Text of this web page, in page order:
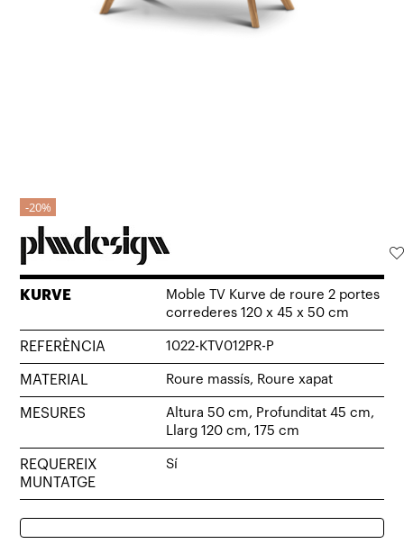
20%
KURVE
Moble TV Kurve de roure 2 portes
correderes 120 x 45 x 50 cm
REFERÈNCIA 1022-KTV012PR-P
MATERIAL Roure massís, Roure xapat
MESURES
Altura 50 cm, Profunditat 45 cm,
Llarg 120 cm, 175 cm
REQUEREIX
MUNTATGE
Sí